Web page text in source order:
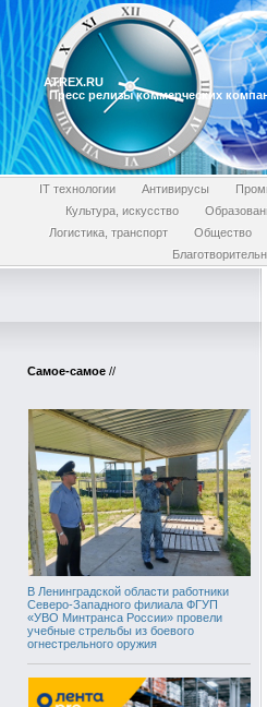
ATREX.RU
Пресс релизы коммерческих
IT технологии Антивирусы
Культура, искусство
Логистика, транспорт
Общество
Самое-самое //
В Ленинградской области работники
Северо-Западного филиала ФГУП
«УВО Минтранса России» провели
учебные стрельбы из боевого
огнестрельного оружия